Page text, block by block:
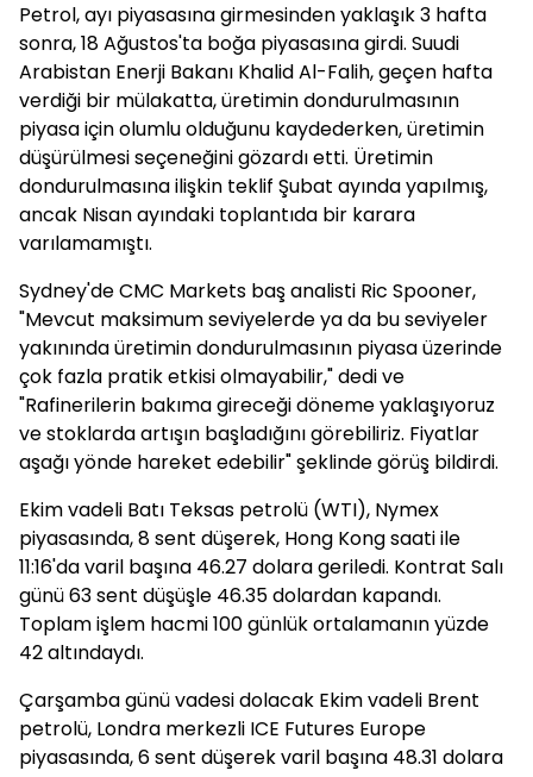
Petrol, ayı piyasasına girmesinden yaklaşık 3 hafta
sonra, 18 Ağustos'ta boğa piyasasına girdi. Suudi
Arabistan Enerji Bakanı Khalid Al-Falih, geçen hafta
verdiği bir mülakatta, üretimin dondurulmasının
piyasa için olumlu olduğunu kaydederken, üretimin
düşürülmesi seçeneğini gözardı etti. Üretimin
dondurulmasına ilişkin teklif Şubat ayında yapılmış,
ancak Nisan ayındaki toplantıda bir karara
varılamamıştı.
Sydney'de CMC Markets baş analisti Ric Spooner,
"Mevcut maksimum seviyelerde ya da bu seviyeler
yakınında üretimin dondurulmasının piyasa üzerinde
çok fazla pratik etkisi olmayabilir," dedi ve
"Rafinerilerin bakıma gireceği döneme yaklaşıyoruz
ve stoklarda artışın başladığını görebiliriz. Fiyatlar
aşağı yönde hareket edebilir" şeklinde görüş bildirdi.
Ekim vadeli Batı Teksas petrolü (WTI), Nymex
piyasasında, 8 sent düşerek, Hong Kong saati ile
11:16'da varil başına 46.27 dolara geriledi. Kontrat Salı
günü 63 sent düşüşle 46.35 dolardan kapandı.
Toplam işlem hacmi 100 günlük ortalamanın yüzde
42 altındaydı.
Çarşamba günü vadesi dolacak Ekim vadeli Brent
petrolü, Londra merkezli ICE Futures Europe
piyasasında, 6 sent düşerek varil başına 48.31 dolara